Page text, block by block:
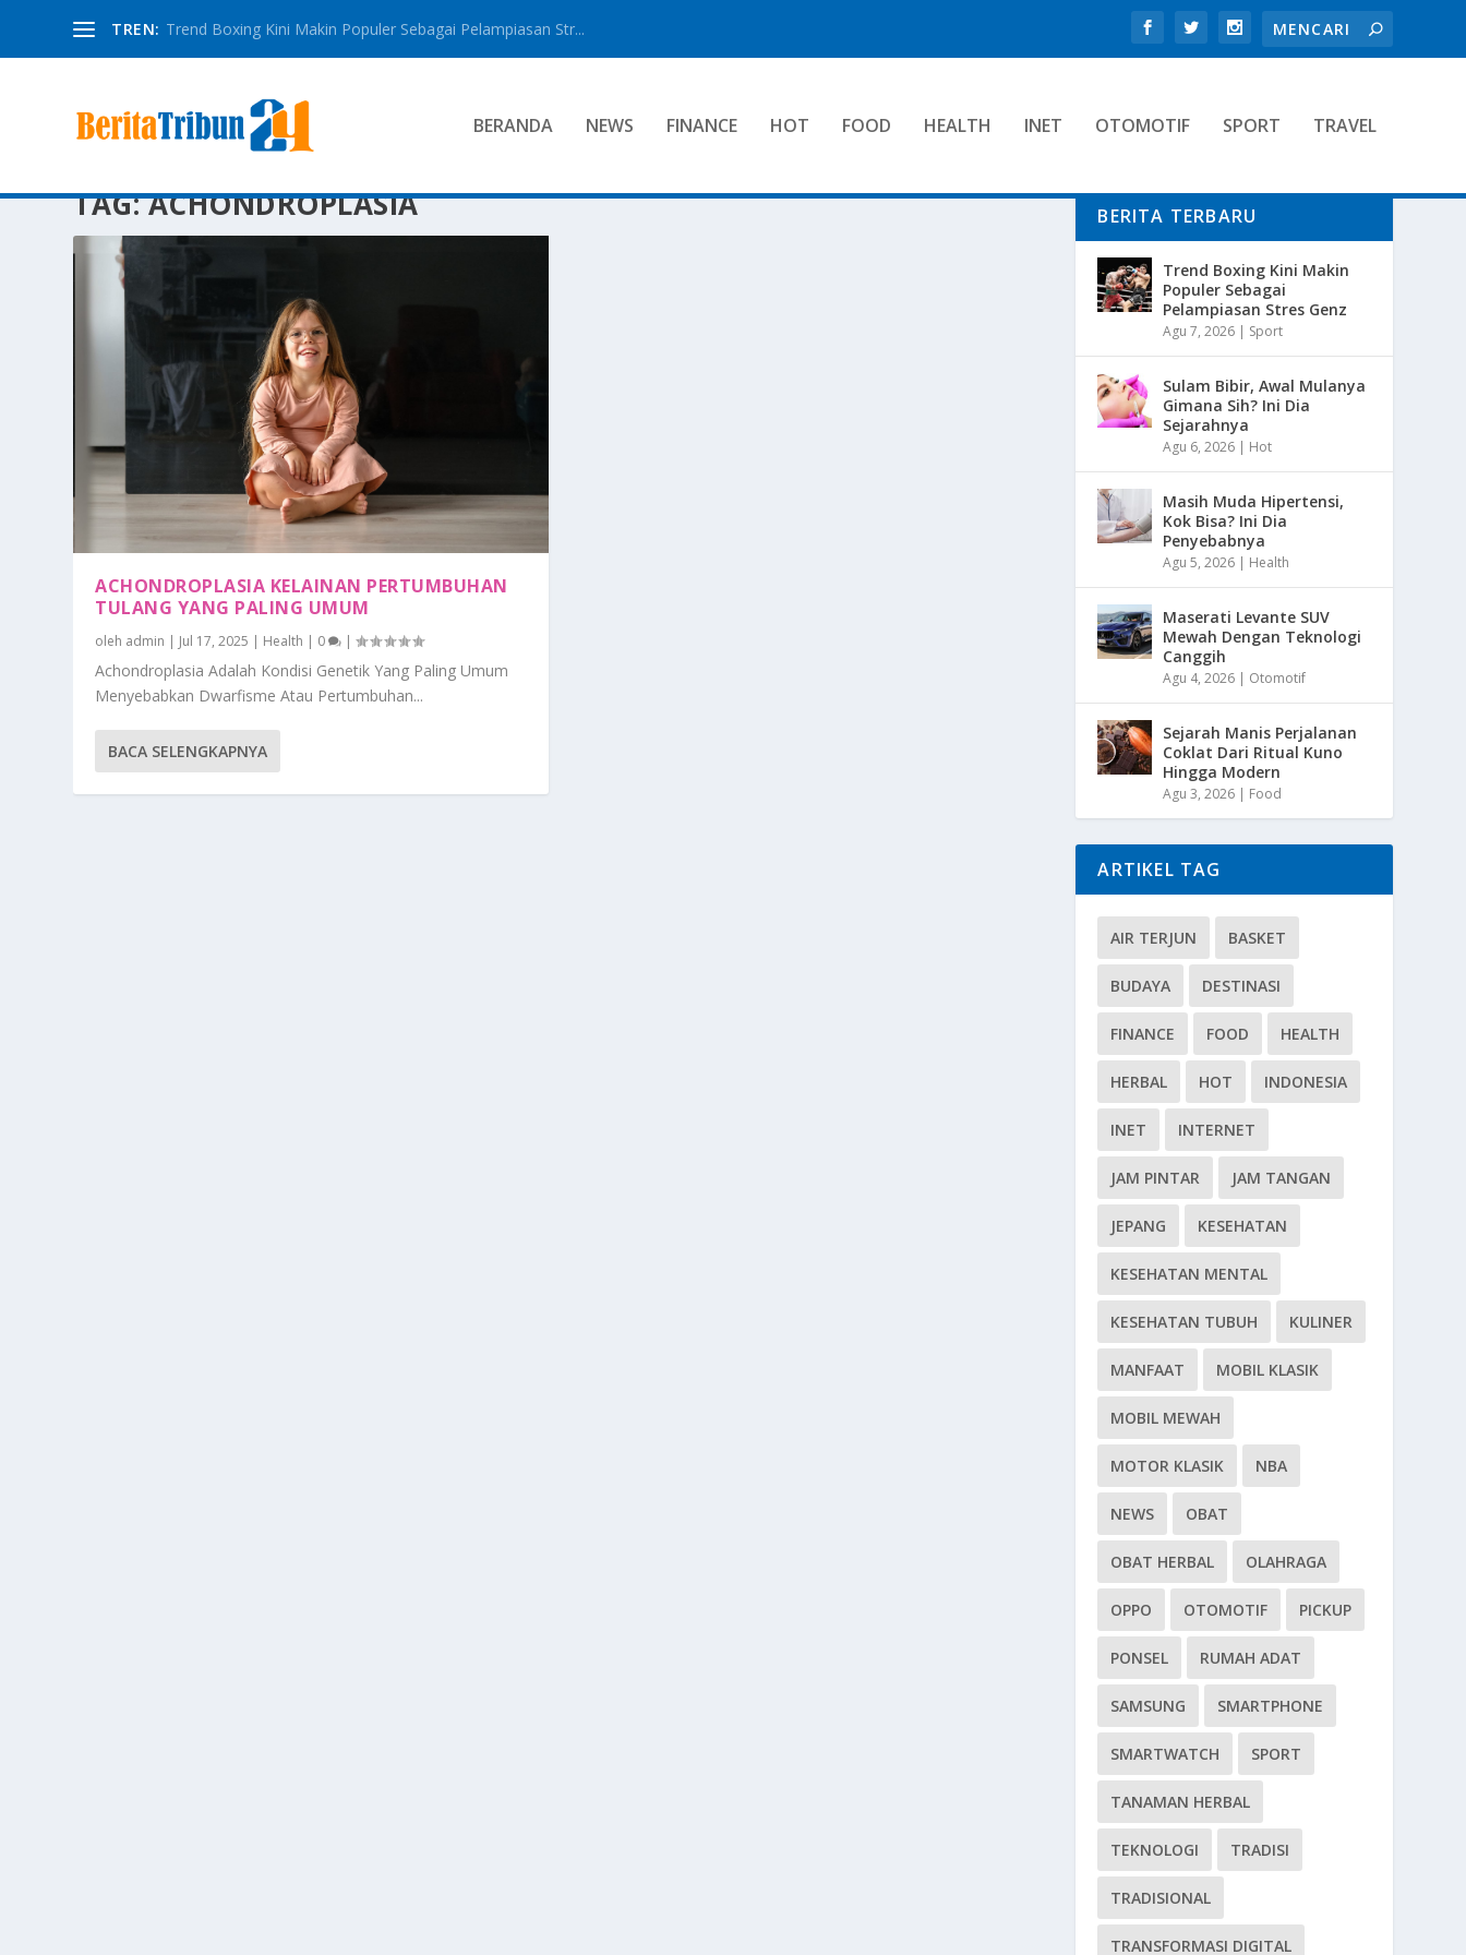
TREN: Trend Boxing Kini Makin Populer Sebagai Pelampiasan Str...
BERANDA NEWS FINANCE HOT FOOD HEALTH INET OTOMOTIF SPORT TRAVEL
TAG:ACHONDROPLASIA
ACHONDROPLASIA KELAINAN PERTUMBUHAN
TULANG YANG PALING UMUM
oleh admin | Jul 17, 2025 | Health | 0 |
Achondroplasia Adalah Kondisi Genetik Yang Paling Umum
Menyebabkan Dwarfisme Atau Pertumbuhan...
BACA SELENGKAPNYA
BERITA TERBARU
Trend Boxing Kini Makin
Populer Sebagai
Pelampiasan Stres Genz
Agu 7, 2026 | Sport
Sulam Bibir, Awal Mulanya
Gimana Sih? Ini Dia
Sejarahnya
Agu 6, 2026 | Hot
Masih Muda Hipertensi,
Kok Bisa? Ini Dia
Penyebabnya
Agu 5, 2026 | Health
Maserati Levante SUV
Mewah Dengan Teknologi
Canggih
Agu 4, 2026 | Otomotif
Sejarah Manis Perjalanan
Coklat Dari Ritual Kuno
Hingga Modern
Agu 3, 2026 | Food
ARTIKEL TAG
AIR TERJUN BASKET
BUDAYA DESTINASI
FINANCE FOOD HEALTH
HERBAL HOT INDONESIA
INET INTERNET
JAM PINTAR JAM TANGAN
JEPANG KESEHATAN
KESEHATAN MENTAL
KESEHATAN TUBUH KULINER
MANFAAT MOBIL KLASIK
MOBIL MEWAH
MOTOR KLASIK NBA
NEWS OBAT
OBAT HERBAL OLAHRAGA
OPPO OTOMOTIF PICKUP
PONSEL RUMAH ADAT
SAMSUNG SMARTPHONE
SMARTWATCH SPORT
TANAMAN HERBAL
TEKNOLOGI TRADISI
TRADISIONAL
TRANSFORMASI DIGITAL